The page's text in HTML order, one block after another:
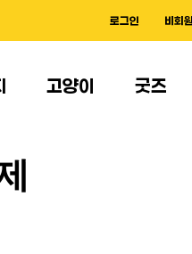
로그인 비회
고양이 굿즈